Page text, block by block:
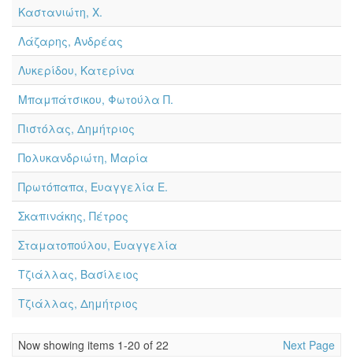
Καστανιώτη, Χ.
Λάζαρης, Ανδρέας
Λυκερίδου, Κατερίνα
Μπαμπάτσικου, Φωτούλα Π.
Πιστόλας, Δημήτριος
Πολυκανδριώτη, Μαρία
Πρωτόπαπα, Ευαγγελία Ε.
Σκαπινάκης, Πέτρος
Σταματοπούλου, Ευαγγελία
Τζιάλλας, Βασίλειος
Τζιάλλας, Δημήτριος
Now showing items 1-20 of 22 Next Page